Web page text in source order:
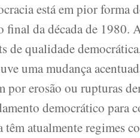
está em pior forma
da década de 1980.
de qualidade
uma mudança
por erosão ou rupturas
democrático para
atualmente regimes